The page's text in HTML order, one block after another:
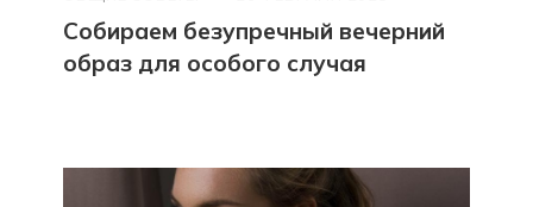
Собираем безупречный вечерний
образ для особого случая